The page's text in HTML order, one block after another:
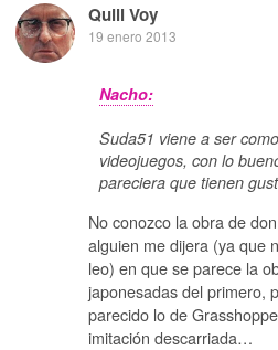
Quill Voy
19 enero 2013
Nacho:
Suda51 viene a ser
videojuegos, con lo
pareciera que tienen
No conozco la obra de
alguien me dijera (ya que
leo) en que se parece la
japonesadas del primero,
parecido lo de
imitación descarriada…